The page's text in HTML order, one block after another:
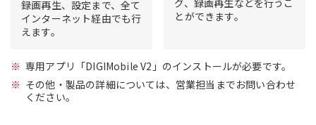
録画再生、設定まで、全て
インターネット経由でも行
えます。
グ、録画再生などを行うこ
とができます。
専用アプリ「DIGIMobile V2」のインストールが必要です。
その他・製品の詳細については、営業担当までお問い合わせ
ください。